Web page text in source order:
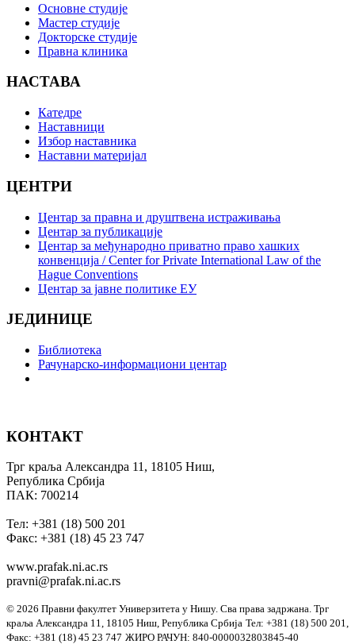
Основне студије
Мастер студије
Докторске студије
Правна клиника
НАСТАВА
Катедре
Наставници
Избор наставника
Наставни материјал
ЦЕНТРИ
Центар за правна и друштвена истраживања
Центар за публикације
Центар за међународно приватно право хашких
конвенција / Center for Private International Law of the
Hague Conventions
Центар за јавне политике ЕУ
ЈЕДИНИЦЕ
Библиотека
Рачунарско-информациони центар
КОНТАКТ
Трг краља Александра 11, 18105 Ниш,
Република Србија
ПАК: 700214
Тел: +381 (18) 500 201
Факс: +381 (18) 45 23 747
www.prafak.ni.ac.rs
pravni@prafak.ni.ac.rs
© 2026 Правни факултет Универзитета у Нишу. Сва права задржана. Трг
краља Александра 11, 18105 Ниш, Република Србија Тел: +381 (18) 500 201,
Факс: +381 (18) 45 23 747 ЖИРО РАЧУН: 840-0000032803845-40